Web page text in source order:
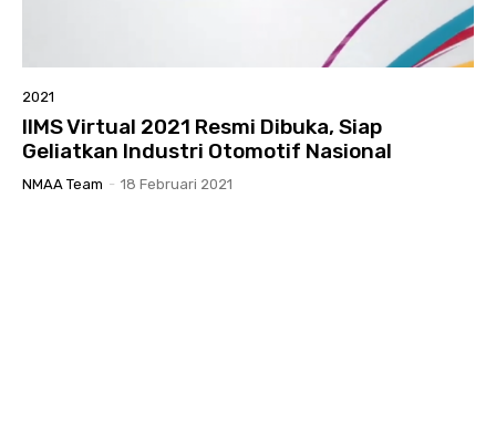
2021
IIMS Virtual 2021 Resmi Dibuka, Siap
Geliatkan Industri Otomotif Nasional
NMAA Team - 18 Februari 2021